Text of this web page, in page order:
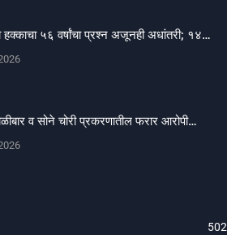
हक्काचा ५६ वर्षांचा प्रश्न अजूनही अधांतरी; १४…
व सोने चोरी प्रकरणातील फरार आरोपी…
502